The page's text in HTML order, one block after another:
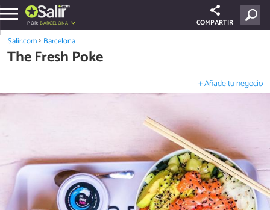
POR:BARCELONA COMPARTIR
Salir.com Barcelona
The Fresh Poke
+ Añade tu negocio